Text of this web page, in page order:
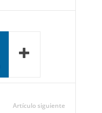
Artículo siguiente